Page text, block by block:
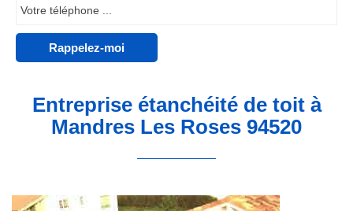
Entreprise étanchéité de toit à
Mandres Les Roses 94520